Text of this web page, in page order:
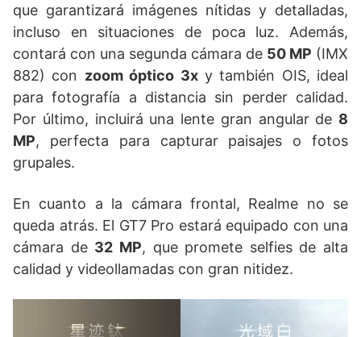
que garantizará imágenes nítidas y detalladas,
incluso en situaciones de poca luz. Además,
contará con una segunda cámara de 50 MP (IMX
882) con zoom óptico 3xy también OIS, ideal
para fotografía a distancia sin perder calidad.
Por último, incluirá una lente gran angular de 8
MP, perfecta para capturar paisajes o fotos
grupales.
En cuanto a la cámara frontal, Realme no se
queda atrás. El GT7 Pro estará equipado con una
cámara de 32 MP, que promete selfies de alta
calidad y videollamadas con gran nitidez.